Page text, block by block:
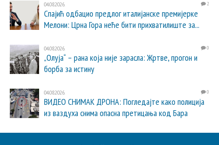
04.08.2026. 2
Спајић одбацио предлог италијанске премијерке
Мелони: Црна Гора неће бити прихватилиште за...
04.08.2026. 0
„Олуја“ – рана која није зарасла: Жртве, прогон и
борба за истину
04.08.2026. 0
ВИДЕО СНИМАК ДРОНА: Погледајте како полиција
из ваздуха снима опасна претицања код Бара